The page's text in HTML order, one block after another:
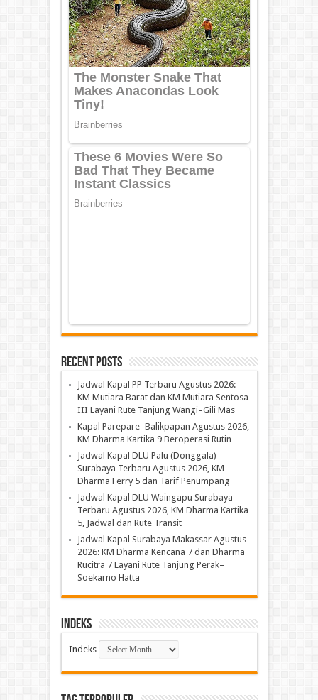
Recent Posts
Jadwal Kapal PP Terbaru Agustus 2026:
KM Mutiara Barat dan KM Mutiara Sentosa
III Layani Rute Tanjung Wangi–Gili Mas
Kapal Parepare–Balikpapan Agustus 2026,
KM Dharma Kartika 9 Beroperasi Rutin
Jadwal Kapal DLU Palu (Donggala) –
Surabaya Terbaru Agustus 2026, KM
Dharma Ferry 5 dan Tarif Penumpang
Jadwal Kapal DLU Waingapu Surabaya
Terbaru Agustus 2026, KM Dharma Kartika
5, Jadwal dan Rute Transit
Jadwal Kapal Surabaya Makassar Agustus
2026: KM Dharma Kencana 7 dan Dharma
Rucitra 7 Layani Rute Tanjung Perak–
Soekarno Hatta
Indeks
Indeks